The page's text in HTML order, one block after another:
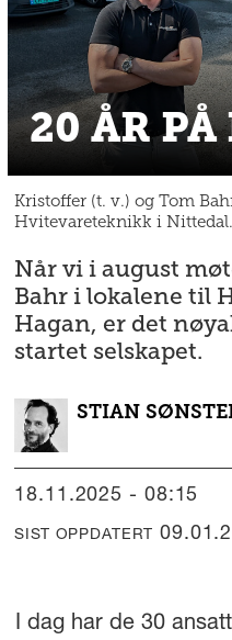
20 ÅR PÅ
Kristoffer (t. v.) og Tom
Hvitevareteknikk i
Når vi i august
Bahr i lokalene til
Hagan, er det
startet selskapet.
STIAN
18.11.2025 - 08:15
SIST OPPDATERT
I dag har de 30